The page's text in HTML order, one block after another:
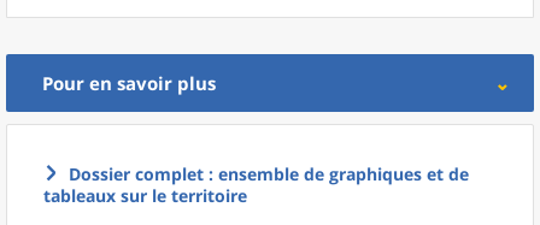
Pour en savoir plus
Dossier complet : ensemble de graphiques et de
tableaux sur le territoire